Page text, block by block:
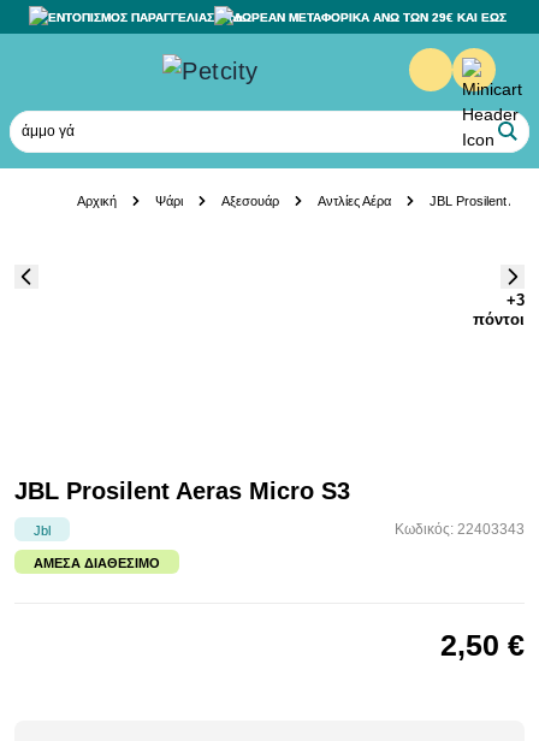
ΕΝΤΟΠΙΣΜΟΣ ΠΑΡΑΓΓΕΛΙΑΣ ΔΩΡΕΑΝ ΜΕΤΑΦΟΡΙΚΑ ΑΝΩ ΤΩΝ 29€ ΚΑΙ ΕΩΣ
άμμο γάτα
Αρχική Ψάρι Αξεσουάρ Αντλίες Αέρα JBL Prosilent
+3
πόντοι
JBL Prosilent Aeras Micro S3
Jbl Κωδικός: 22403343
ΆΜΕΣΑ ΔΙΑΘΈΣΙΜΟ
2,50 €